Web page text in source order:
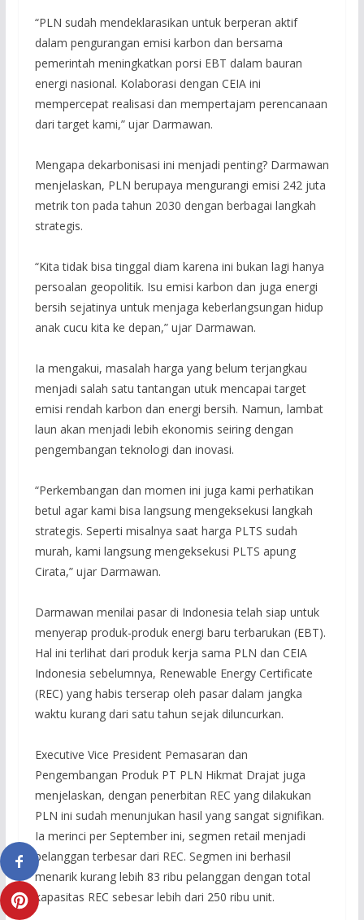
“PLN sudah mendeklarasikan untuk berperan aktif
dalam pengurangan emisi karbon dan bersama
pemerintah meningkatkan porsi EBT dalam bauran
energi nasional. Kolaborasi dengan CEIA ini
mempercepat realisasi dan mempertajam perencanaan
dari target kami,” ujar Darmawan.
Mengapa dekarbonisasi ini menjadi penting? Darmawan
menjelaskan, PLN berupaya mengurangi emisi 242 juta
metrik ton pada tahun 2030 dengan berbagai langkah
strategis.
“Kita tidak bisa tinggal diam karena ini bukan lagi hanya
persoalan geopolitik. Isu emisi karbon dan juga energi
bersih sejatinya untuk menjaga keberlangsungan hidup
anak cucu kita ke depan,” ujar Darmawan.
Ia mengakui, masalah harga yang belum terjangkau
menjadi salah satu tantangan utuk mencapai target
emisi rendah karbon dan energi bersih. Namun, lambat
laun akan menjadi lebih ekonomis seiring dengan
pengembangan teknologi dan inovasi.
“Perkembangan dan momen ini juga kami perhatikan
betul agar kami bisa langsung mengeksekusi langkah
strategis. Seperti misalnya saat harga PLTS sudah
murah, kami langsung mengeksekusi PLTS apung
Cirata,” ujar Darmawan.
Darmawan menilai pasar di Indonesia telah siap untuk
menyerap produk-produk energi baru terbarukan (EBT).
Hal ini terlihat dari produk kerja sama PLN dan CEIA
Indonesia sebelumnya, Renewable Energy Certificate
(REC) yang habis terserap oleh pasar dalam jangka
waktu kurang dari satu tahun sejak diluncurkan.
Executive Vice President Pemasaran dan
Pengembangan Produk PT PLN Hikmat Drajat juga
menjelaskan, dengan penerbitan REC yang dilakukan
PLN ini sudah menunjukan hasil yang sangat signifikan.
Ia merinci per September ini, segmen retail menjadi
pelanggan terbesar dari REC. Segmen ini berhasil
menarik kurang lebih 83 ribu pelanggan dengan total
kapasitas REC sebesar lebih dari 250 ribu unit.